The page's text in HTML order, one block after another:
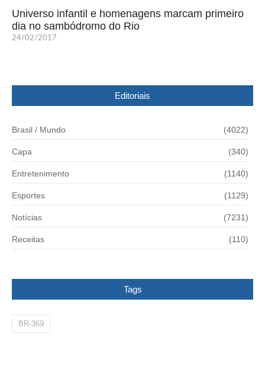
Universo infantil e homenagens marcam primeiro
dia no sambódromo do Rio
24/02/2017
Editoriais
Brasil / Mundo (4022)
Capa (340)
Entretenimento (1140)
Esportes (1129)
Notícias (7231)
Receitas (110)
Tags
BR-369